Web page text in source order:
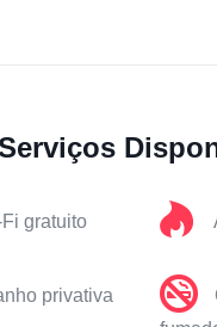
gratuito
privativa